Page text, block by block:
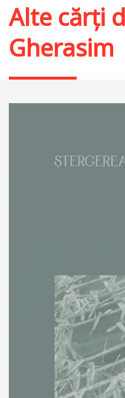
Alte cărți
Gherasim